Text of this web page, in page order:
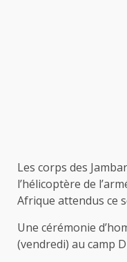
Les corps des
l’hélicoptère de
Afrique attendus ce
Une cérémonie
(vendredi) au camp